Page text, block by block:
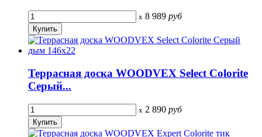
x 8 989 руб
Террасная доска WOODVEX Select Colorite
Серый...
x 2 890 руб